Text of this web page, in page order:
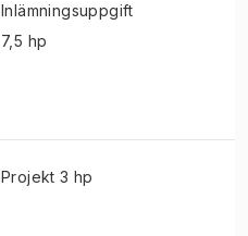
Inlämningsuppgift
7,5 hp
Projekt 3 hp